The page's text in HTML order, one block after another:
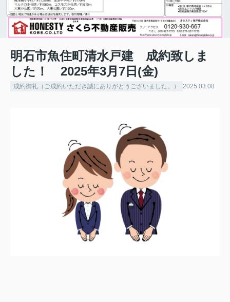
明石市魚住町清水戸建 成約致しま
した！ 2025年3月7日(金)
成約御礼（ご成約いただき誠にありがとうございました。） 2025.03.08